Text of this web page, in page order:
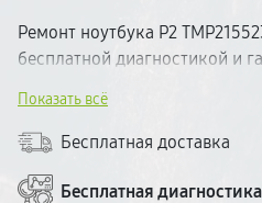
Ремонт ноутбука P2
бесплатной диагностикой и
стоимость и приступим к
качественные
обращения. Прозрачное
Показать всё
Бесплатная доставка
Бесплатная диагностика